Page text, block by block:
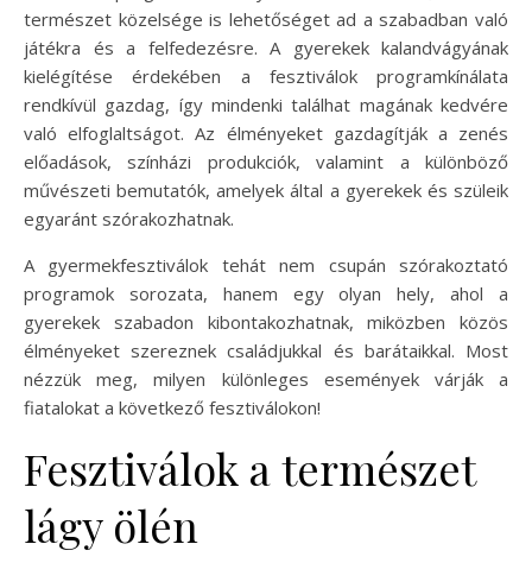
természet közelsége is lehetőséget ad a szabadban való
játékra és a felfedezésre. A gyerekek kalandvágyának
kielégítése érdekében a fesztiválok programkínálata
rendkívül gazdag, így mindenki találhat magának kedvére
való elfoglaltságot. Az élményeket gazdagítják a zenés
előadások, színházi produkciók, valamint a különböző
művészeti bemutatók, amelyek által a gyerekek és szüleik
egyaránt szórakozhatnak.
A gyermekfesztiválok tehát nem csupán szórakoztató
programok sorozata, hanem egy olyan hely, ahol a
gyerekek szabadon kibontakozhatnak, miközben közös
élményeket szereznek családjukkal és barátaikkal. Most
nézzük meg, milyen különleges események várják a
fiatalokat a következő fesztiválokon!
Fesztiválok a természet
lágy ölén